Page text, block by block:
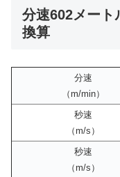
分速602メー
換算
分速
（m/min）
秒速
（m/s）
秒速
（m/s）